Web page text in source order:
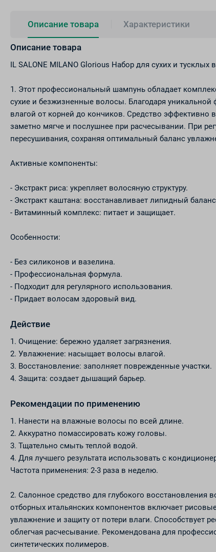
Описание товара Характеристики
Описание товара
IL SALONE MILANO Glorious Набор для сухих и
1. Этот профессиональный шампунь обладает
сухие и безжизненные волосы. Благодаря
влагой от корней до кончиков. Средство эффективно
заметно мягче и послушнее при расчесывании. При
пересушивания, сохраняя оптимальный баланс
Активные компоненты:
- Экстракт риса: укрепляет волосяную структуру.
- Экстракт каштана: восстанавливает липидный
- Витаминный комплекс: питает и защищает.
Особенности:
- Без силиконов и вазелина.
- Профессиональная формула.
- Подходит для регулярного использования.
- Придает волосам здоровый вид.
Действие
1. Очищение: бережно удаляет загрязнения.
2. Увлажнение: насыщает волосы влагой.
3. Восстановление: заполняет поврежденные участки.
4. Защита: создает дышащий барьер.
Рекомендации по применению
1. Нанести на влажные волосы по всей длине.
2. Аккуратно помассировать кожу головы.
3. Тщательно смыть теплой водой.
4. Для лучшего результата использовать с
Частота применения: 2-3 раза в неделю.
2. Салонное средство для глубокого
отборных итальянских компонентов включает
увлажнение и защиту от потери влаги. Способствует
облегчая расчесывание. Рекомендована для
синтетических полимеров.